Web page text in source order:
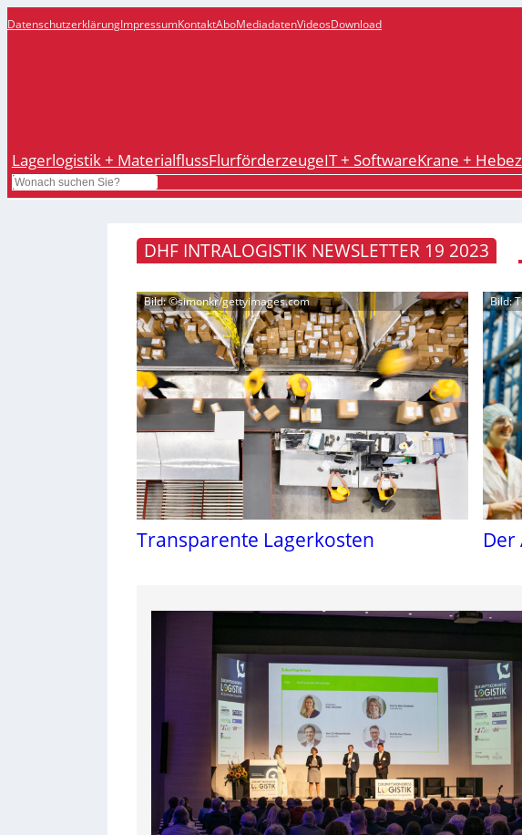
DatenschutzerklärungImpressumKontaktAboMediadatenVideosDownload
Lagerlogistik + MaterialflussFlurförderzeugeIT + SoftwareKrane +
Search
DHF INTRALOGISTIK NEWSLETTER 19 2023
Bild: ©simonkr/gettyimages.com
Transparente Lagerkosten
Bild:
Der